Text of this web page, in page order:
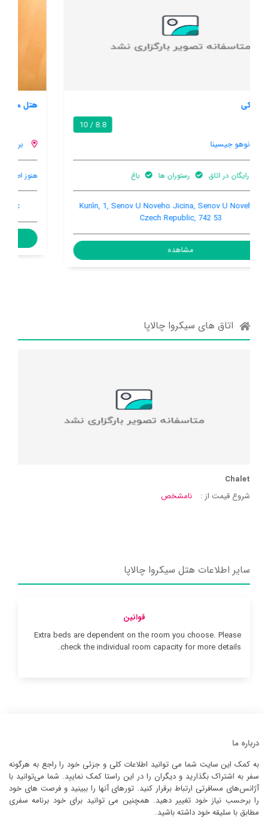
برانتال
هنوز اطلاعات کاملی توسط کاربران اعلام نشده است
Krnovská 1020/16, Bruntál, Bruntál, Czech Republic
مشاهده
اتاق های سیکروا چالاپا
Chalet
شروع قیمت از :
نامشخص
سایر اطلاعات هتل سیکروا چالاپا
قوانین
Extra beds are dependent on the room you choose. Please
check the individual room capacity for more details.
درباره ما
به کمک این سایت شما می توانید اطلاعات کلی و جزئی خود را راجع به هرگونه
سفر به اشتراک بگذارید و دیگران را در این راستا کمک نمایید. شما می‌توانید با
آژانس‌های مسافرتی ارتباط برقرار کنید. تورهای آنها را ببینید و فرصت های خود
را برحسب نیاز خود تغییر دهید. همچنین می توانید برای خود برنامه سفری
مطابق با سلیقه خود داشته باشید.